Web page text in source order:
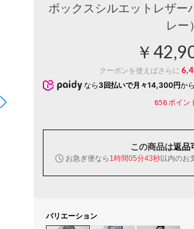
ボックスシルエットレザー
レー）
￥
クーポンを使えばさらに
なら 3回払いで月々14,300円か
858ポイン
この商品は返品
お急ぎ便なら 1時間05分42秒以内のお
バリエーション